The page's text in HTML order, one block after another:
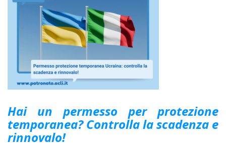
Hai un permesso per protezione
temporanea? Controlla la scadenza e
rinnovalo!